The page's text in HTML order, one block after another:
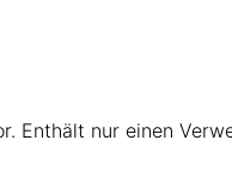
Enthält nur einen